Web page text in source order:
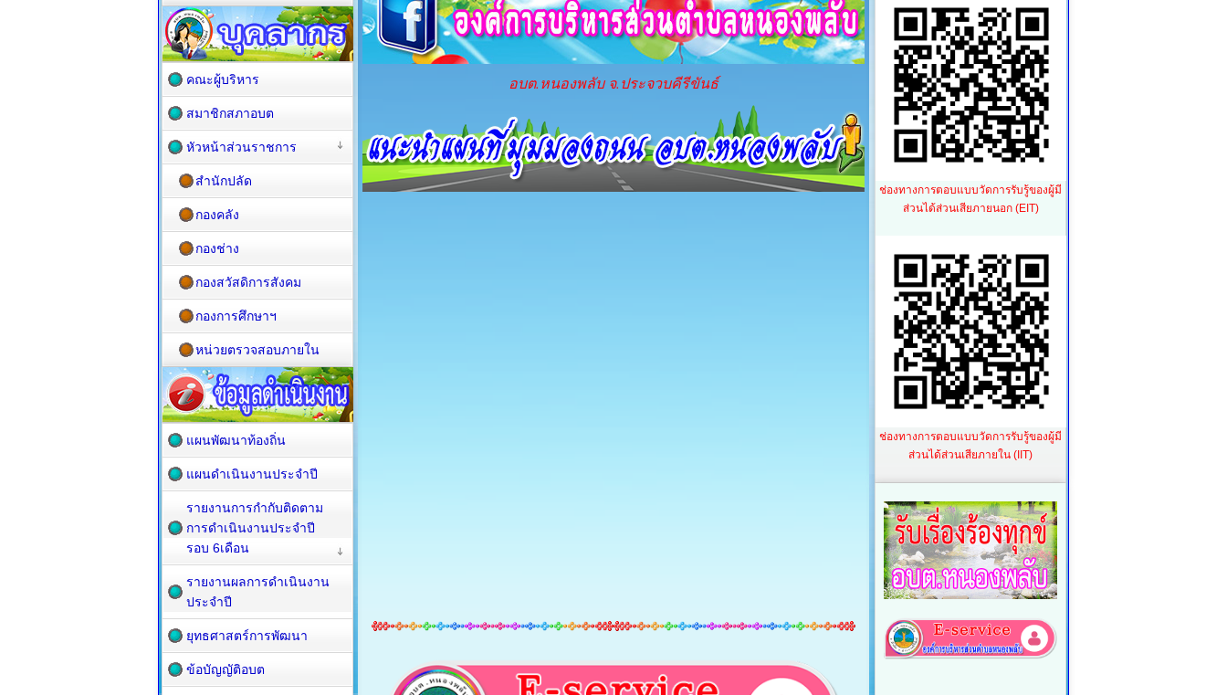
อบต.หนองพลับ จ.ประจวบคีรีขันธ์
คณะผู้บริหาร
สมาชิกสภาอบต
หัวหน้าส่วนราชการ
สำนักปลัด
กองคลัง
กองช่าง
กองสวัสดิการสังคม
กองการศึกษาฯ
หน่วยตรวจสอบภายใน
แผนพัฒนาท้องถิ่น
แผนดำเนินงานประจำปี
รายงานการกำกับติดตาม
การดำเนินงานประจำปี
รอบ 6เดือน
รายงานผลการดำเนินงาน
ประจำปี
ยุทธศาสตร์การพัฒนา
ข้อบัญญัติอบต
ช่องทางการตอบแบบวัดการรับรู้ของผู้มี
ส่วนได้ส่วนเสียภายนอก (EIT)
ช่องทางการตอบแบบวัดการรับรู้ของผู้มี
ส่วนได้ส่วนเสียภายใน (IIT)